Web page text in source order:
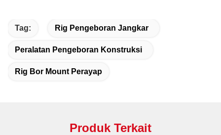
Tag: Rig Pengeboran Jangkar
Peralatan Pengeboran Konstruksi
Rig Bor Mount Perayap
Produk Terkait